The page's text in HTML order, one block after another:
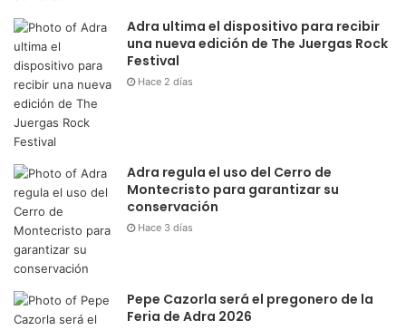
Adra ultima el dispositivo para recibir
una nueva edición de The Juergas Rock
Festival
Hace 2 días
Adra regula el uso del Cerro de
Montecristo para garantizar su
conservación
Hace 3 días
Pepe Cazorla será el pregonero de la
Feria de Adra 2026